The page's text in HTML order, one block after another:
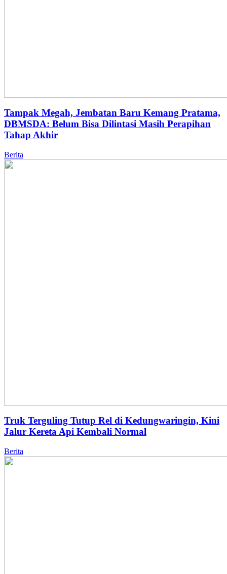
Tampak Megah, Jembatan Baru Kemang Pratama,
DBMSDA: Belum Bisa Dilintasi Masih Perapihan
Tahap Akhir
Berita
Truk Terguling Tutup Rel di Kedungwaringin, Kini
Jalur Kereta Api Kembali Normal
Berita